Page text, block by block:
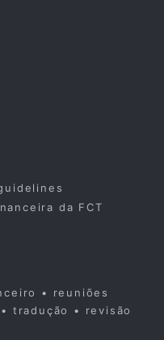
da FCT
• reuniões
tradução • revisão